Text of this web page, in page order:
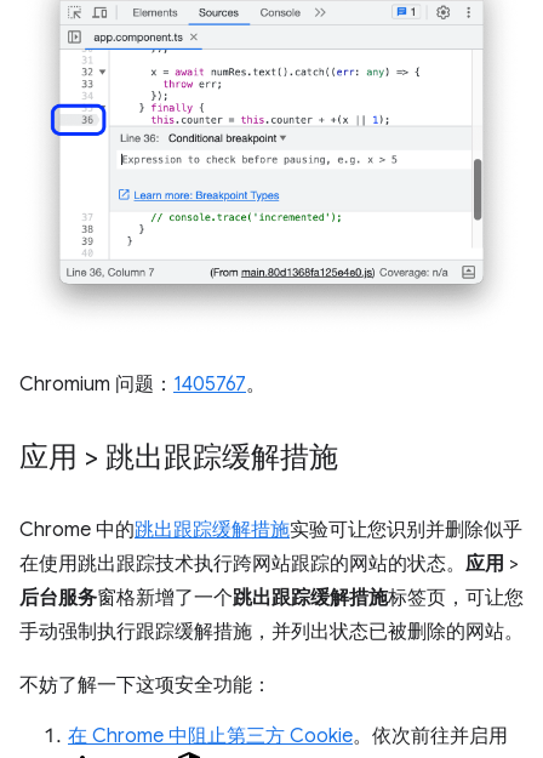
Chromium 问题： 1405767。
应用 > 跳出跟踪缓解措施
Chrome 中的跳出跟踪缓解措施实验可让您识别并删除似乎
在使用跳出跟踪技术执行跨网站跟踪的网站的状态。 应用 >
后台服务窗格新增了一个跳出跟踪缓解措施标签页，可让您
手动强制执行跟踪缓解措施，并列出状态已被删除的网站。
不妨了解一下这项安全功能：
在 Chrome 中阻止第三方 Cookie。依次前往并启用